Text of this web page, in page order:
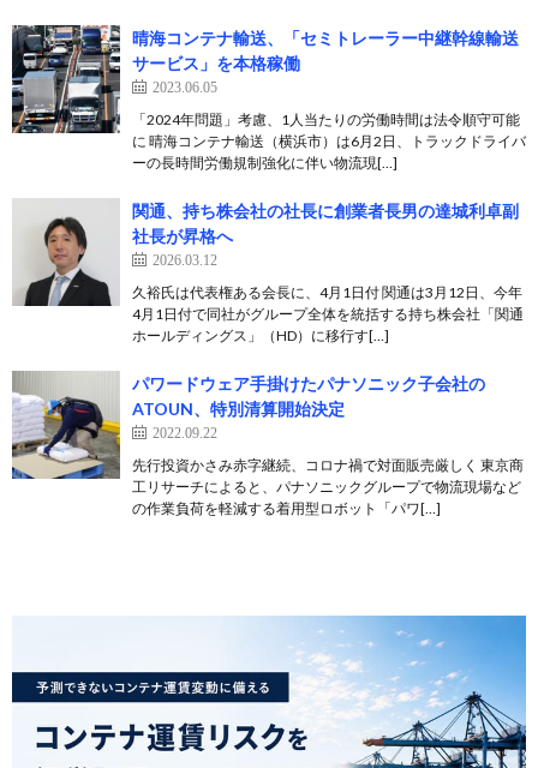
晴海コンテナ輸送、「セミトレーラー中継幹線輸送
サービス」を本格稼働
2023.06.05
「2024年問題」考慮、1人当たりの労働時間は法令順守可能
に 晴海コンテナ輸送（横浜市）は6月2日、トラックドライバ
ーの長時間労働規制強化に伴い物流現[…]
関通、持ち株会社の社長に創業者長男の達城利卓副
社長が昇格へ
2026.03.12
久裕氏は代表権ある会長に、4月1日付 関通は3月12日、今年
4月1日付で同社がグループ全体を統括する持ち株会社「関通
ホールディングス」（HD）に移行す[…]
パワードウェア手掛けたパナソニック子会社の
ATOUN、特別清算開始決定
2022.09.22
先行投資かさみ赤字継続、コロナ禍で対面販売厳しく 東京商
工リサーチによると、パナソニックグループで物流現場など
の作業負荷を軽減する着用型ロボット「パワ[…]